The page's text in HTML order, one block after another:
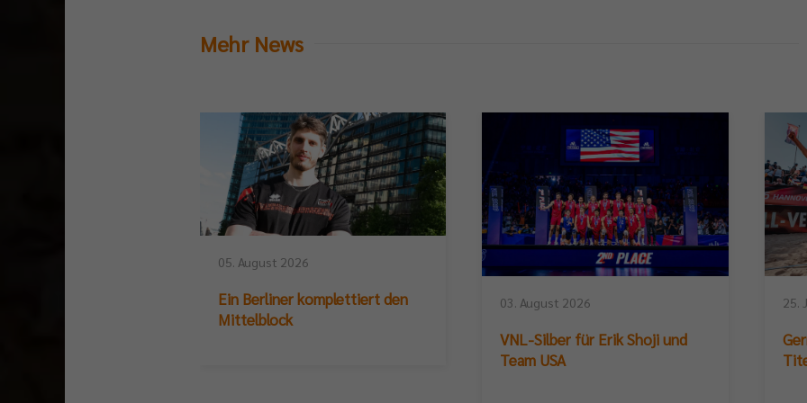
Mehr News
05. August 2026
Ein Berliner komplettiert den
Mittelblock
03. August 2026
VNL-Silber für Erik Shoji und
Team USA
25.